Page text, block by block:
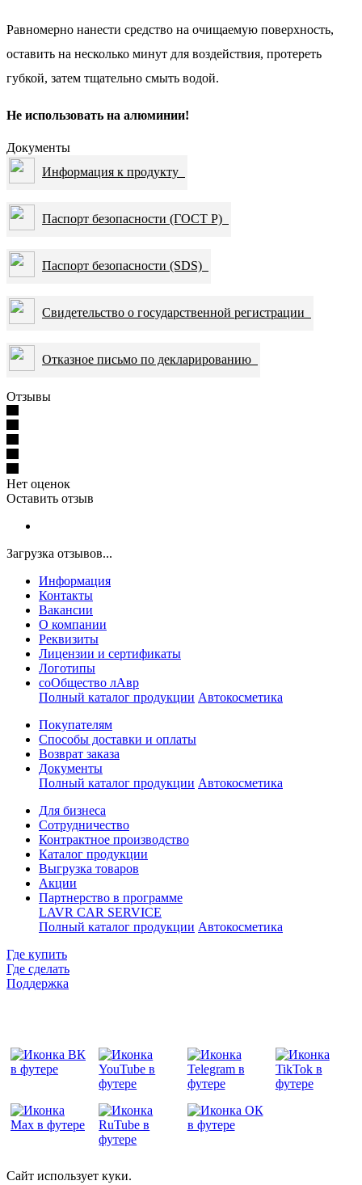
Равномерно нанести средство на очищаемую поверхность,
оставить на несколько минут для воздействия, протереть
губкой, затем тщательно смыть водой.
Не использовать на алюминии!
Документы
Информация к продукту
Паспорт безопасности (ГОСТ Р)
Паспорт безопасности (SDS)
Свидетельство о государственной регистрации
Отказное письмо по декларированию
Отзывы
Нет оценок
Оставить отзыв
Загрузка отзывов...
Информация
Контакты
Вакансии
О компании
Реквизиты
Лицензии и сертификаты
Логотипы
соОбщество лАвр
Полный каталог продукции Автокосметика
Покупателям
Способы доставки и оплаты
Возврат заказа
Документы
Полный каталог продукции Автокосметика
Для бизнеса
Сотрудничество
Контрактное производcтво
Каталог продукции
Выгрузка товаров
Акции
Партнерство в программе
LAVR CAR SERVICE
Полный каталог продукции Автокосметика
Где купить
Где сделать
Поддержка
Сайт использует куки.